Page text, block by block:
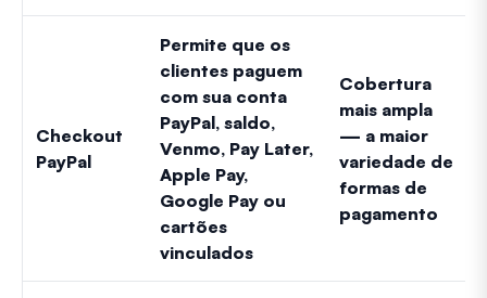
Checkout
PayPal
Permite que os
clientes paguem
com sua conta
PayPal, saldo,
Venmo, Pay Later,
Apple Pay,
Google Pay ou
cartões
vinculados
Cobertura
mais ampla
— a maior
variedade de
formas de
pagamento